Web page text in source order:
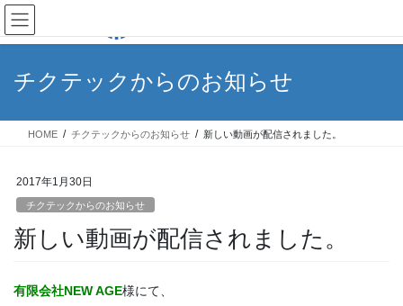
コ
ン
テ
ス
ナ
ビ
ゲ
ン
チクテックからのお知らせ
HOME チクテックからのお知らせ 新しい動画が配信されました。
2017年1月30日
チクテックからのお知らせ
新しい動画が配信されました。
有限会社NEW AGE様にて、